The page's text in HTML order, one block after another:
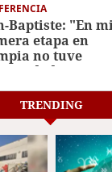
Baptiste: "En
etapa en
no tuve
TRENDING